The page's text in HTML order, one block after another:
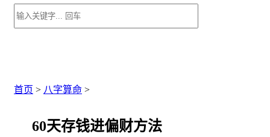
首页 > 八字算命 >
60天存钱进偏财方法